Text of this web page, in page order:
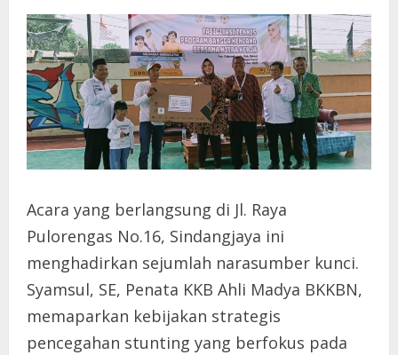
Acara yang berlangsung di Jl. Raya
Pulorengas No.16, Sindangjaya ini
menghadirkan sejumlah narasumber kunci.
Syamsul, SE, Penata KKB Ahli Madya BKKBN,
memaparkan kebijakan strategis
pencegahan stunting yang berfokus pada